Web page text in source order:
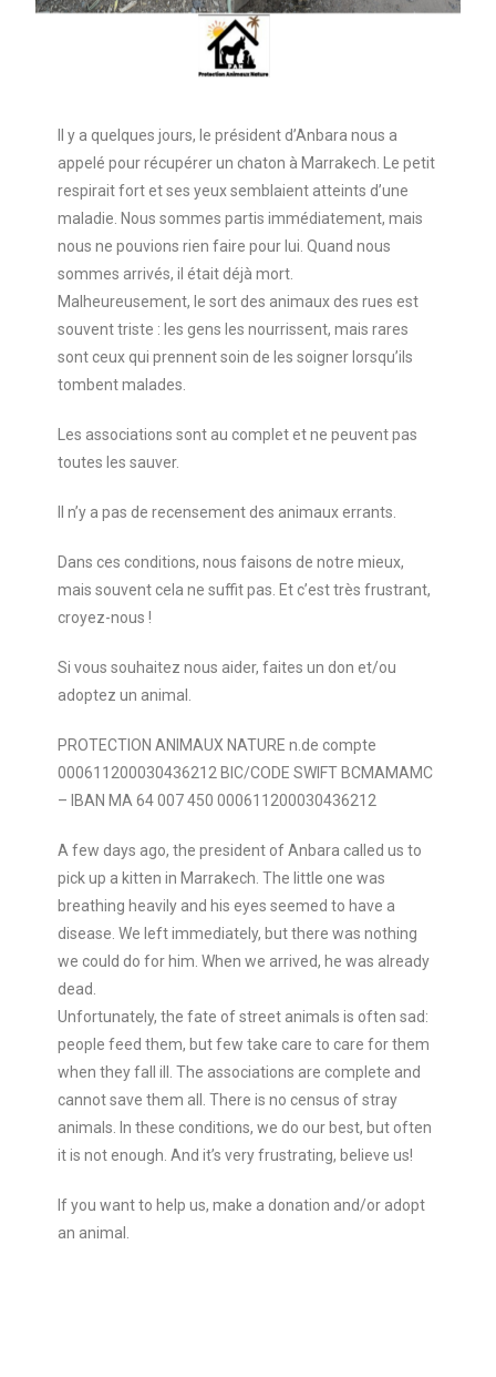
Il y a quelques jours, le président d’Anbara nous a
appelé pour récupérer un chaton à Marrakech. Le petit
respirait fort et ses yeux semblaient atteints d’une
maladie. Nous sommes partis immédiatement, mais
nous ne pouvions rien faire pour lui. Quand nous
sommes arrivés, il était déjà mort.
Malheureusement, le sort des animaux des rues est
souvent triste : les gens les nourrissent, mais rares
sont ceux qui prennent soin de les soigner lorsqu’ils
tombent malades.
Les associations sont au complet et ne peuvent pas
toutes les sauver.
Il n’y a pas de recensement des animaux errants.
Dans ces conditions, nous faisons de notre mieux,
mais souvent cela ne suffit pas. Et c’est très frustrant,
croyez-nous !
Si vous souhaitez nous aider, faites un don et/ou
adoptez un animal.
PROTECTION ANIMAUX NATURE n.de compte
000611200030436212 BIC/CODE SWIFT BCMAMAMC
– IBAN MA 64 007 450 000611200030436212
A few days ago, the president of Anbara called us to
pick up a kitten in Marrakech. The little one was
breathing heavily and his eyes seemed to have a
disease. We left immediately, but there was nothing
we could do for him. When we arrived, he was already
dead.
Unfortunately, the fate of street animals is often sad:
people feed them, but few take care to care for them
when they fall ill. The associations are complete and
cannot save them all. There is no census of stray
animals. In these conditions, we do our best, but often
it is not enough. And it’s very frustrating, believe us!
If you want to help us, make a donation and/or adopt
an animal.